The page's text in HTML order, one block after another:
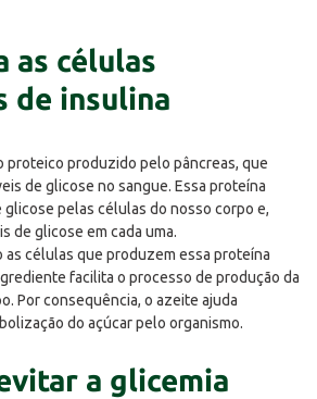
as células
de insulina
proteico produzido pelo pâncreas, que
de glicose no sangue. Essa proteína
glicose pelas células do nosso corpo e,
de glicose em cada uma.
as células que produzem essa proteína
facilita o processo de produção da
Por consequência, o azeite ajuda
do açúcar pelo organismo.
a glicemia